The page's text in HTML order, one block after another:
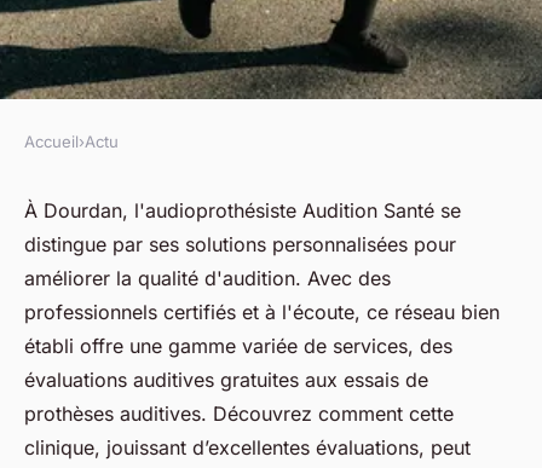
Découvrez les services de
l'audioprothésiste à dourdan
fabienne•8 avril 2025•4 min de lecture
Accueil›Actu
À Dourdan, l'audioprothésiste Audition Santé se
distingue par ses solutions personnalisées pour
améliorer la qualité d'audition. Avec des
professionnels certifiés et à l'écoute, ce réseau bien
établi offre une gamme variée de services, des
évaluations auditives gratuites aux essais de
prothèses auditives. Découvrez comment cette
clinique, jouissant d’excellentes évaluations, peut